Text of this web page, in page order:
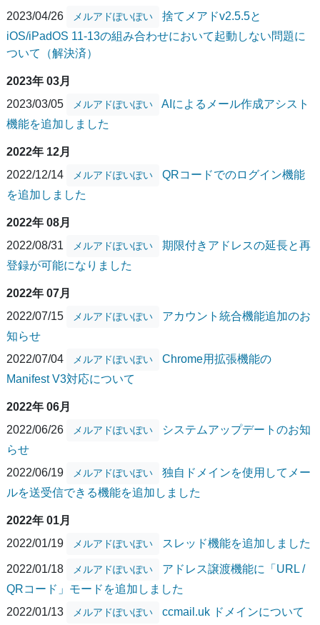
2023/04/26
メルアドぽいぽい
捨てメアドv2.5.5と
iOS/iPadOS 11-13の組み合わせにおいて起動しない問題に
ついて（解決済）
2023年 03月
2023/03/05
メルアドぽいぽい
AIによるメール作成アシスト
機能を追加しました
2022年 12月
2022/12/14
メルアドぽいぽい
QRコードでのログイン機能
を追加しました
2022年 08月
2022/08/31
メルアドぽいぽい
期限付きアドレスの延長と再
登録が可能になりました
2022年 07月
2022/07/15
メルアドぽいぽい
アカウント統合機能追加のお
知らせ
2022/07/04
メルアドぽいぽい
Chrome用拡張機能の
Manifest V3対応について
2022年 06月
2022/06/26
メルアドぽいぽい
システムアップデートのお知
らせ
2022/06/19
メルアドぽいぽい
独自ドメインを使用してメー
ルを送受信できる機能を追加しました
2022年 01月
2022/01/19
メルアドぽいぽい スレッド機能を追加しました
2022/01/18 メルアドぽいぽい
アドレス譲渡機能に「URL /
QRコード」モードを追加しました
2022/01/13
メルアドぽいぽい ccmail.uk ドメインについて